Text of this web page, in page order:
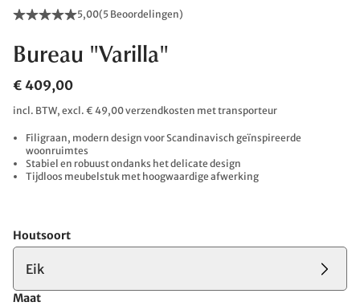
5,00(5 Beoordelingen)
Bureau "Varilla"
€ 409,00
incl. BTW, excl. € 49,00 verzendkosten met transporteur
Filigraan, modern design voor Scandinavisch geïnspireerde
woonruimtes
Stabiel en robuust ondanks het delicate design
Tijdloos meubelstuk met hoogwaardige afwerking
Houtsoort
Eik
Maat